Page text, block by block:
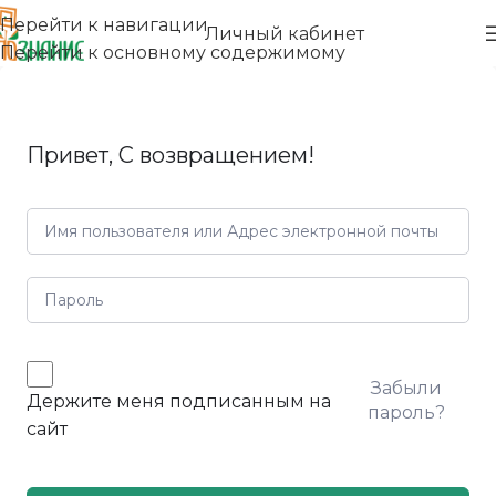
Перейти к навигации
Перейти к основному содержимому
Личный кабинет
Привет, С возвращением!
Держите меня подписанным на
сайт
Забыли
пароль?